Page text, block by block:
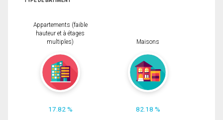
Appartements (faible
hauteur et à étages
multiples)
17.82 %
Maisons
82.18 %